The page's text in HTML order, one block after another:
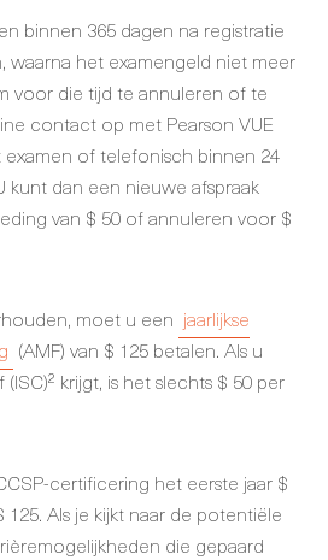
binnen 365 dagen na registratie
het examengeld niet meer
voor die tijd te annuleren of te
contact op met Pearson VUE
of telefonisch binnen 24
kunt dan een nieuwe afspraak
van $ 50 of annuleren voor $
moet u een jaarlijkse
(AMF) van $ 125 betalen. Als u
krijgt, is het slechts $ 50 per
certificering het eerste jaar $
125. Als je kijkt naar de potentiële
die gepaard